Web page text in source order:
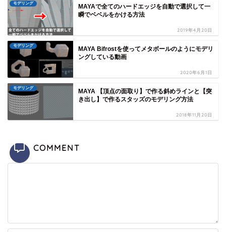
モデリング
MAYAで全てのハードエッジを自動で選択して一
瞬でベベルをかける方法
2019年4月20日
モデリング
MAYA Bifrostを使ってメタボールのようにモデリ
ングしている動画
2020年6月1日
モデリング
MAYA 【頂点の面取り】で作る斜めラインと【突
き出し】で作るスタッズのモデリング方法
2018年11月20日
COMMENT